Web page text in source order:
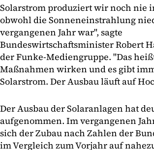
Solarstrom produziert wir noch nie
obwohl die Sonneneinstrahlung
vergangenen Jahr war", sagte
Bundeswirtschaftsminister Robert
der Funke-Mediengruppe. "Das
Maßnahmen wirken und es gibt
Solarstrom. Der Ausbau läuft auf
Der Ausbau der Solaranlagen hat
aufgenommen. Im vergangenen
sich der Zubau nach Zahlen der
im Vergleich zum Vorjahr auf